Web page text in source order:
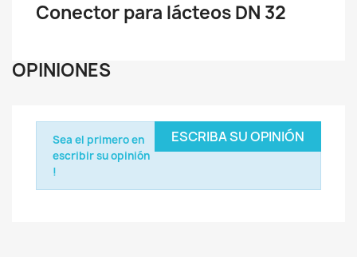
Conector para lácteos DN 32
OPINIONES
ESCRIBA SU OPINIÓN
Sea el primero en
escribir su opinión
!